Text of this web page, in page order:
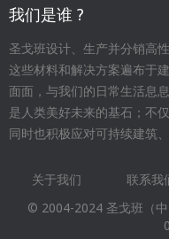
我们是谁 ?
圣戈班设计、生产并分销高
这些材料和解决方案遍布于
面面，与我们的日常生活息
是人类美好未来的基石；不
同时也积极应对可持续建筑
Footer
menu
关于我们 联系我
© 2004-2024 圣戈班（